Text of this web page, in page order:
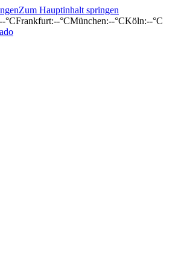
Zum Hauptinhalt springen
--°CFrankfurt:--°CMünchen:--°CKöln:--°C